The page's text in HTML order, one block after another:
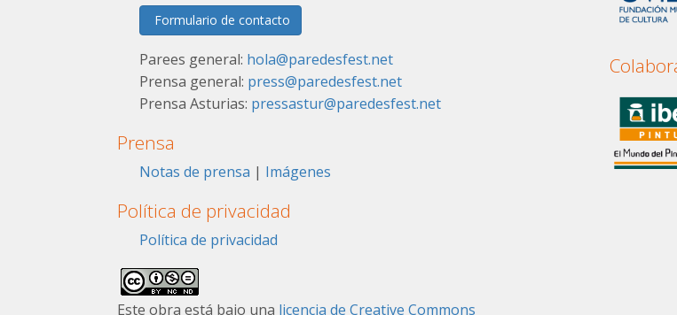
Formulario de contacto
Parees general: hola@paredesfest.net
Prensa general: press@paredesfest.net
Prensa Asturias: pressastur@paredesfest.net
Prensa
Notas de prensa | Imágenes
Política de privacidad
Política de privacidad
Este obra está bajo una licencia de Creative Commons